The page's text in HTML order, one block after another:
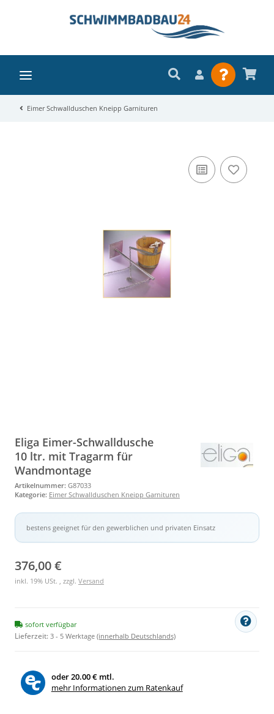
Eimer Schwallduschen Kneipp Garnituren
Eliga Eimer-Schwalldusche
10 ltr. mit Tragarm für
Wandmontage
Artikelnummer: G87033
Kategorie: Eimer Schwallduschen Kneipp Garnituren
bestens geeignet für den gewerblichen und privaten Einsatz
376,00 €
inkl. 19% USt. , zzgl. Versand
sofort verfügbar
Lieferzeit: 3 - 5 Werktage (innerhalb Deutschlands)
oder20.00 € mtl.
mehr Informationen zum Ratenkauf